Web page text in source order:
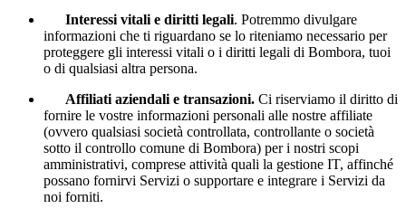
Interessi vitali e diritti legali. Potremmo divulgare
informazioni che ti riguardano se lo riteniamo necessario per
proteggere gli interessi vitali o i diritti legali di Bombora, tuoi
o di qualsiasi altra persona.
Affiliati aziendali e transazioni. Ci riserviamo il diritto di
fornire le vostre informazioni personali alle nostre affiliate
(ovvero qualsiasi società controllata, controllante o società
sotto il controllo comune di Bombora) per i nostri scopi
amministrativi, comprese attività quali la gestione IT, affinché
possano fornirvi Servizi o supportare e integrare i Servizi da
noi forniti.